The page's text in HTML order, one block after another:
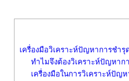
เครื่องมือวิเคราะห์ปัญหาการชำรุ
ทำไมจึงต้องวิเคราะห์ปัญหากา
เครื่องมือในการวิเคราะห์ปัญห